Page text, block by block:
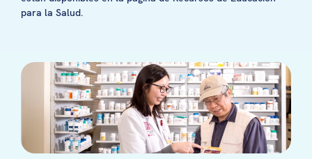
para la Salud.